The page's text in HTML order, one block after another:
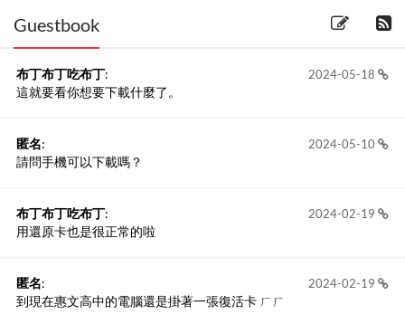
Guestbook
2024-05-18
布丁布丁吃布丁:
這就要看你想要下載什麼了。
2024-05-10
匿名:
請問手機可以下載嗎？
2024-02-19
布丁布丁吃布丁:
用還原卡也是很正常的啦
2024-02-19
匿名:
到現在惠文高中的電腦還是掛著一張復活卡 ㄏㄏ